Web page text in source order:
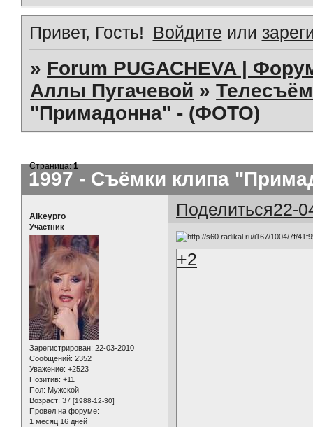
Привет, Гость! Войдите или
» Forum PUGACHEVA |
Аллы Пугачевой »
"Примадонна" - (ФОТО)
1997 - Съёмки клипа
Страница:1
Поделиться22-
Alkeypro
Участник
Зарегистрирован: 22-03-2010
Сообщений: 2352
Уважение: +2523
Позитив: +11
Пол: Мужской
Возраст: 37 [1988-12-30]
Провел на форуме:
1 месяц 16 дней
+2